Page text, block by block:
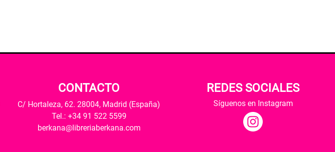
CONTACTO
C/ Hortaleza, 62. 28004, Madrid (España)
Tel.: +34 91 522 5599
berkana@libreriaberkana.com
REDES SOCIALES
Síguenos en Instagram